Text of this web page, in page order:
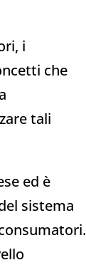
i
che
tali
ed è
sistema